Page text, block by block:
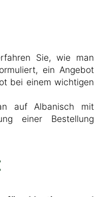
Sie, wie man
ein Angebot
bei einem wichtigen
auf Albanisch mit
einer Bestellung